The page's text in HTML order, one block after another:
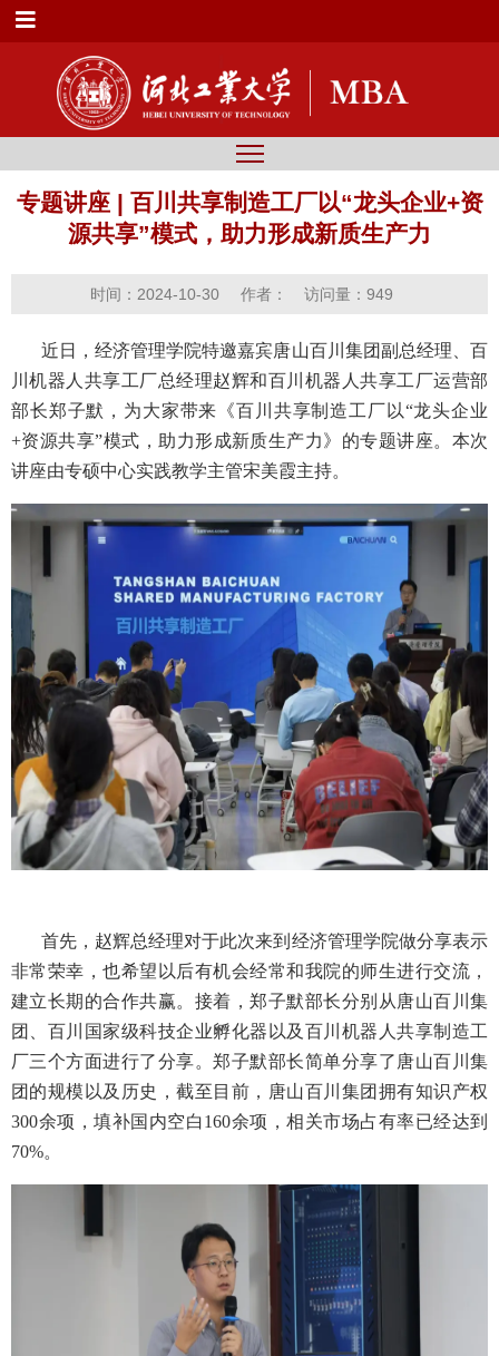
专题讲座 | 百川共享制造工厂以“龙头企业+资
源共享”模式，助力形成新质生产力
时间：2024-10-30 作者： 访问量： 949
近日，经济管理学院特邀嘉宾唐山百川集团副总经理、百
川机器人共享工厂总经理赵辉和百川机器人共享工厂运营部
部长郑子默，为大家带来《百川共享制造工厂以“龙头企业
+资源共享”模式，助力形成新质生产力》的专题讲座。本次
讲座由专硕中心实践教学主管宋美霞主持。
首先，赵辉总经理对于此次来到经济管理学院做分享表示
非常荣幸，也希望以后有机会经常和我院的师生进行交流，
建立长期的合作共赢。接着，郑子默部长分别从唐山百川集
团、百川国家级科技企业孵化器以及百川机器人共享制造工
厂三个方面进行了分享。郑子默部长简单分享了唐山百川集
团的规模以及历史，截至目前，唐山百川集团拥有知识产权
300余项，填补国内空白160余项，相关市场占有率已经达到
70%。